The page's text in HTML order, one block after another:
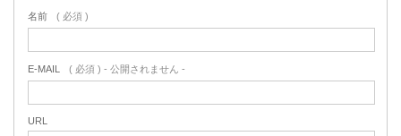
名前 ( 必須 )
E-MAIL ( 必須 ) - 公開されません -
URL